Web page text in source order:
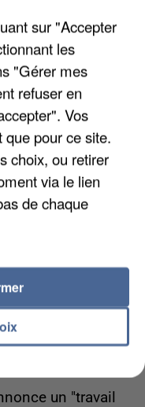
été interpellé
un "travail
sur "Accepter
les
"Gérer mes
refuser en
Vos
pour ce site.
choix, ou retirer
via le lien
de chaque